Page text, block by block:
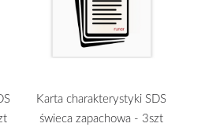
Karta charakterystyki SDS
świeca zapachowa - 3szt